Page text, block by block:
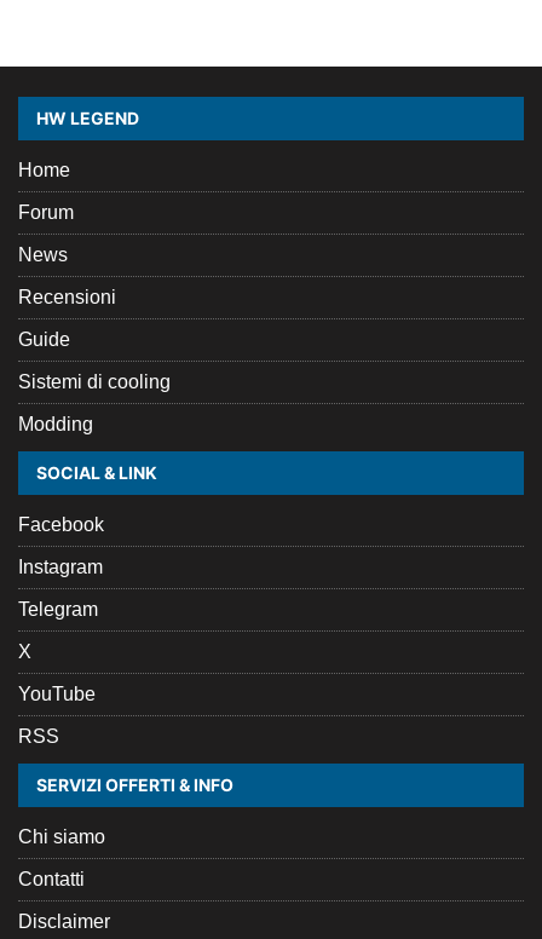
HW LEGEND
Home
Forum
News
Recensioni
Guide
Sistemi di cooling
Modding
SOCIAL & LINK
Facebook
Instagram
Telegram
X
YouTube
RSS
SERVIZI OFFERTI & INFO
Chi siamo
Contatti
Disclaimer